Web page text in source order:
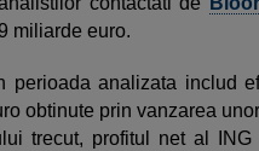
miliarde euro.
perioada analizata includ
obtinute prin vanzarea
trecut, profitul net al